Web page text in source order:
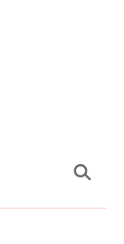
y Lifestyle